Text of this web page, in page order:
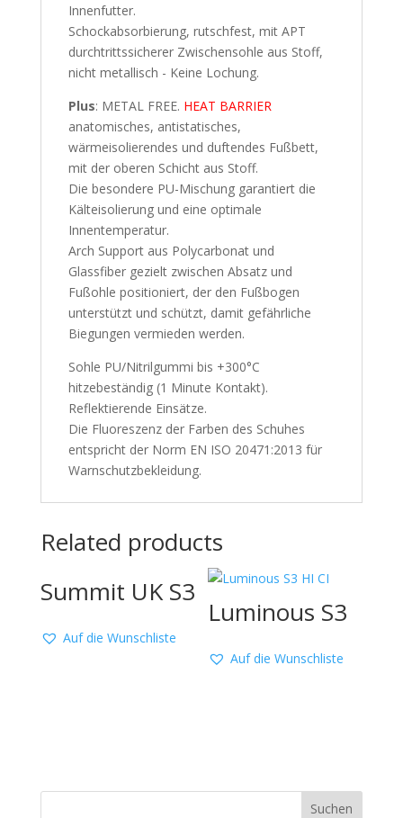
Innenfutter.
Schockabsorbierung, rutschfest, mit APT
durchtrittssicherer Zwischensohle aus Stoff,
nicht metallisch - Keine Lochung.
Plus: METAL FREE. HEAT BARRIER
anatomisches, antistatisches,
wärmeisolierendes und duftendes Fußbett,
mit der oberen Schicht aus Stoff.
Die besondere PU-Mischung garantiert die
Kälteisolierung und eine optimale
Innentemperatur.
Arch Support aus Polycarbonat und
Glassfiber gezielt zwischen Absatz und
Fußohle positioniert, der den Fußbogen
unterstützt und schützt, damit gefährliche
Biegungen vermieden werden.
Sohle PU/Nitrilgummi bis +300°C
hitzebeständig (1 Minute Kontakt).
Reflektierende Einsätze.
Die Fluoreszenz der Farben des Schuhes
entspricht der Norm EN ISO 20471:2013 für
Warnschutzbekleidung.
Related products
Summit UK S3
Auf die Wunschliste
Luminous S3
Auf die Wunschliste
Suchen